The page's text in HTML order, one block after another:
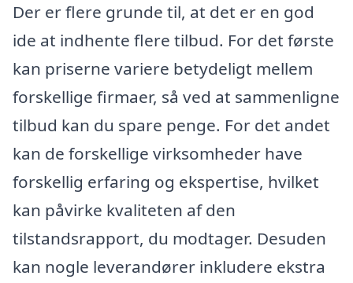
Der er flere grunde til, at det er en god
ide at indhente flere tilbud. For det første
kan priserne variere betydeligt mellem
forskellige firmaer, så ved at sammenligne
tilbud kan du spare penge. For det andet
kan de forskellige virksomheder have
forskellig erfaring og ekspertise, hvilket
kan påvirke kvaliteten af den
tilstandsrapport, du modtager. Desuden
kan nogle leverandører inkludere ekstra